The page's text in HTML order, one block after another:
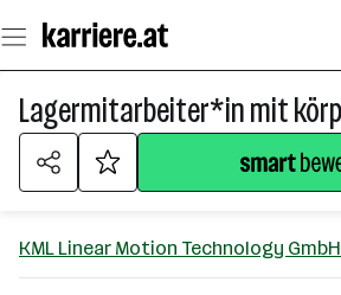
Seiteninhalt
springen
KML Linear Motion Technology GmbH